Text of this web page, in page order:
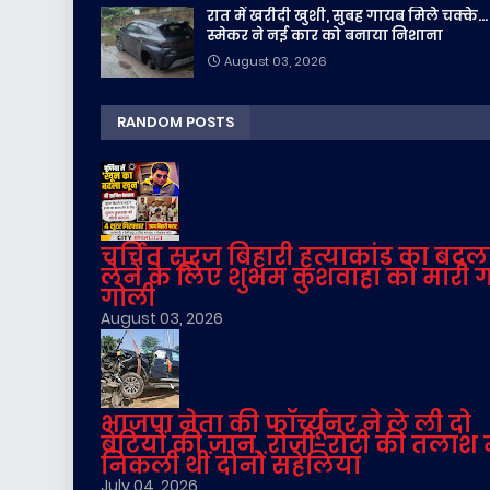
रात में खरीदी खुशी, सुबह गायब मिले चक्के...
स्मेकर ने नई कार को बनाया निशाना
August 03, 2026
RANDOM POSTS
चर्चित सूरज बिहारी हत्याकांड का
लेने के लिए शुभम कुशवाहा को मारी
गोली
August 03, 2026
भाजपा नेता की फॉर्च्यूनर ने ले ली दो
बेटियों की जान, रोजी-रोटी की तलाश
निकली थीं दोनों सहेलियां
July 04, 2026